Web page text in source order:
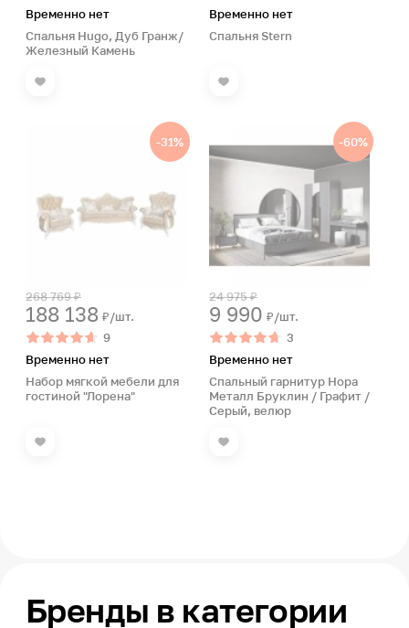
Временно нет
Спальня Hugo, Дуб Гранж/
Железный Камень
Временно нет
Спальня Stern
-31%
268 769 ₽
188 138 ₽/шт.
9
Временно нет
Набор мягкой мебели для
гостиной "Лорена"
-60%
24 975 ₽
9 990 ₽/шт.
3
Временно нет
Спальный гарнитур Нора
Металл Бруклин / Графит /
Серый, велюр
Бренды в категории